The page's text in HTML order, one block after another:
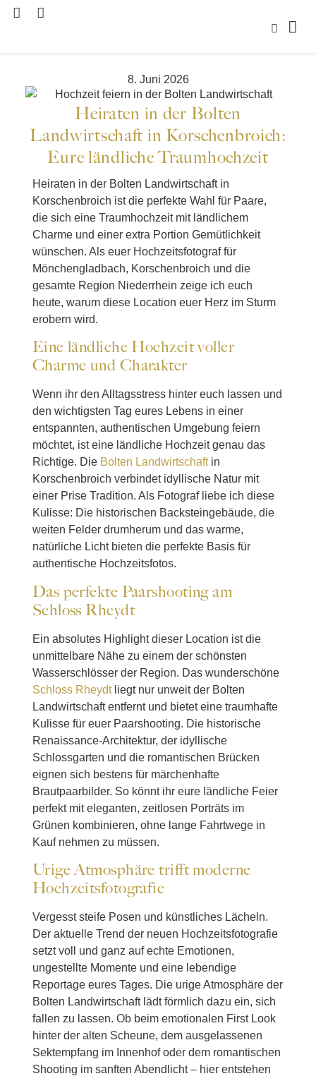
8. Juni 2026
Heiraten in der Bolten
Landwirtschaft in Korschenbroich:
Eure ländliche Traumhochzeit
Heiraten in der Bolten Landwirtschaft in
Korschenbroich ist die perfekte Wahl für Paare,
die sich eine Traumhochzeit mit ländlichem
Charme und einer extra Portion Gemütlichkeit
wünschen. Als euer Hochzeitsfotograf für
Mönchengladbach, Korschenbroich und die
gesamte Region Niederrhein zeige ich euch
heute, warum diese Location euer Herz im Sturm
erobern wird.
Eine ländliche Hochzeit voller
Charme und Charakter
Wenn ihr den Alltagsstress hinter euch lassen und
den wichtigsten Tag eures Lebens in einer
entspannten, authentischen Umgebung feiern
möchtet, ist eine ländliche Hochzeit genau das
Richtige. Die Bolten Landwirtschaftin
Korschenbroich verbindet idyllische Natur mit
einer Prise Tradition. Als Fotograf liebe ich diese
Kulisse: Die historischen Backsteingebäude, die
weiten Felder drumherum und das warme,
natürliche Licht bieten die perfekte Basis für
authentische Hochzeitsfotos.
Das perfekte Paarshooting am
Schloss Rheydt
Ein absolutes Highlight dieser Location ist die
unmittelbare Nähe zu einem der schönsten
Wasserschlösser der Region. Das wunderschöne
Schloss Rheydtliegt nur unweit der Bolten
Landwirtschaft entfernt und bietet eine traumhafte
Kulisse für euer Paarshooting. Die historische
Renaissance-Architektur, der idyllische
Schlossgarten und die romantischen Brücken
eignen sich bestens für märchenhafte
Brautpaarbilder. So könnt ihr eure ländliche Feier
perfekt mit eleganten, zeitlosen Porträts im
Grünen kombinieren, ohne lange Fahrtwege in
Kauf nehmen zu müssen.
Urige Atmosphäre trifft moderne
Hochzeitsfotografie
Vergesst steife Posen und künstliches Lächeln.
Der aktuelle Trend der neuen Hochzeitsfotografie
setzt voll und ganz auf echte Emotionen,
ungestellte Momente und eine lebendige
Reportage eures Tages. Die urige Atmosphäre der
Bolten Landwirtschaft lädt förmlich dazu ein, sich
fallen zu lassen. Ob beim emotionalen First Look
hinter der alten Scheune, dem ausgelassenen
Sektempfang im Innenhof oder dem romantischen
Shooting im sanften Abendlicht – hier entstehen